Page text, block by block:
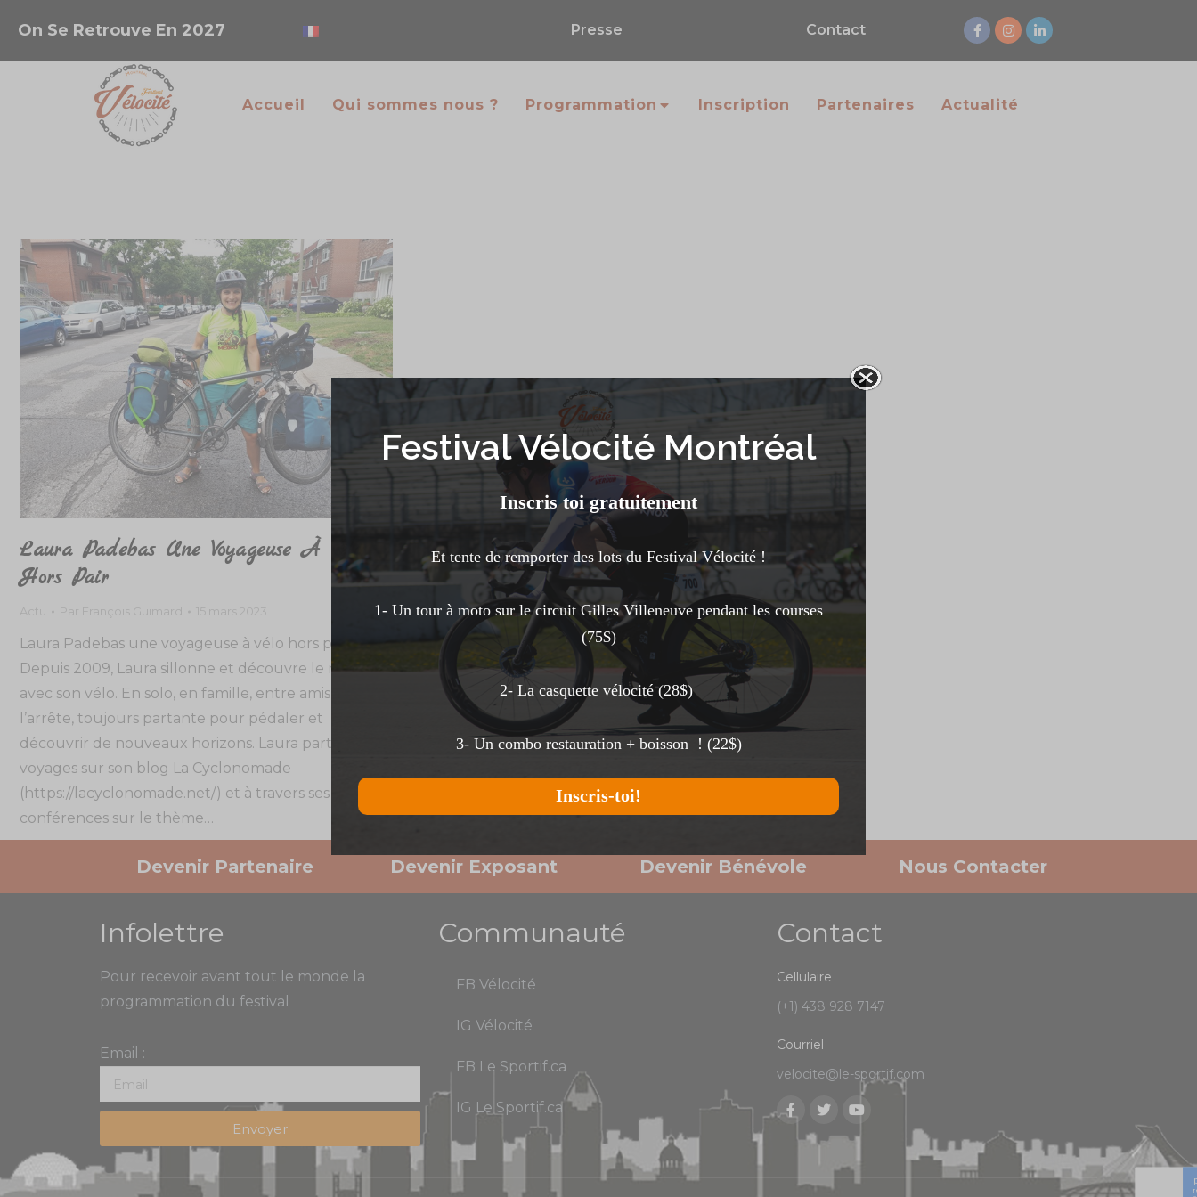
On Se Retrouve En 2027 Presse Contact
Accueil Qui sommes nous ? Programmation Inscription Partenaires Actualité
Laura Padebas Une Voyageuse À Vélo
Hors Pair
Actu Par François Guimard 15 mars 2023
Laura Padebas une voyageuse à vélo hors pair
Depuis 2009, Laura sillonne et découvre le monde
avec son vélo. En solo, en famille, entre amis, rien ne
l’arrête, toujours partante pour pédaler et
découvrir de nouveaux horizons. Laura partage ses
voyages sur son blog La Cyclonomade
(https://lacyclonomade.net/) et à travers ses
conférences sur le thème…
Devenir Partenaire Devenir Exposant Devenir Bénévole Nous Contacter
Infolettre
Pour recevoir avant tout le monde la
programmation du festival
Email :
Envoyer
Communauté
FB Vélocité
IG Vélocité
FB Le Sportif.ca
IG Le Sportif.ca
Contact
Cellulaire
(+1) 438 928 7147
Courriel
velocite@le-sportif.com
Festival Vélocité Montréal
Inscris toi gratuitement
Et tente de remporter des lots du Festival Vélocité !
1- Un tour à moto sur le circuit Gilles Villeneuve pendant les courses
(75$)
2- La casquette vélocité (28$)
3- Un combo restauration + boisson ! (22$)
Inscris-toi!